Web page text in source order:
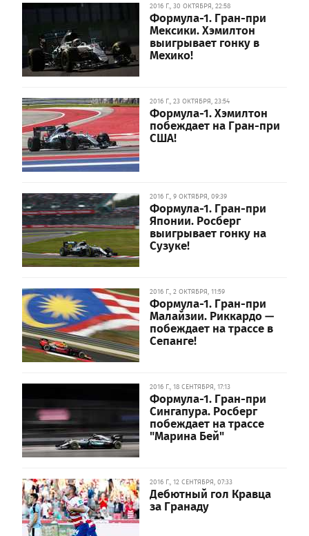
2016 Г., 30 ОКТЯБРЯ, 22:58
Формула-1. Гран-при
Мексики. Хэмилтон
выигрывает гонку в
Мехико!
2016 Г., 23 ОКТЯБРЯ, 23:54
Формула-1. Хэмилтон
побеждает на Гран-при
США!
2016 Г., 9 ОКТЯБРЯ, 09:39
Формула-1. Гран-при
Японии. Росберг
выигрывает гонку на
Сузуке!
2016 Г., 2 ОКТЯБРЯ, 11:59
Формула-1. Гран-при
Малайзии. Риккардо —
побеждает на трассе в
Сепанге!
2016 Г., 18 СЕНТЯБРЯ, 17:13
Формула-1. Гран-при
Сингапура. Росберг
побеждает на трассе
"Марина Бей"
2016 Г., 12 СЕНТЯБРЯ, 07:33
Дебютный гол Кравца
за Гранаду